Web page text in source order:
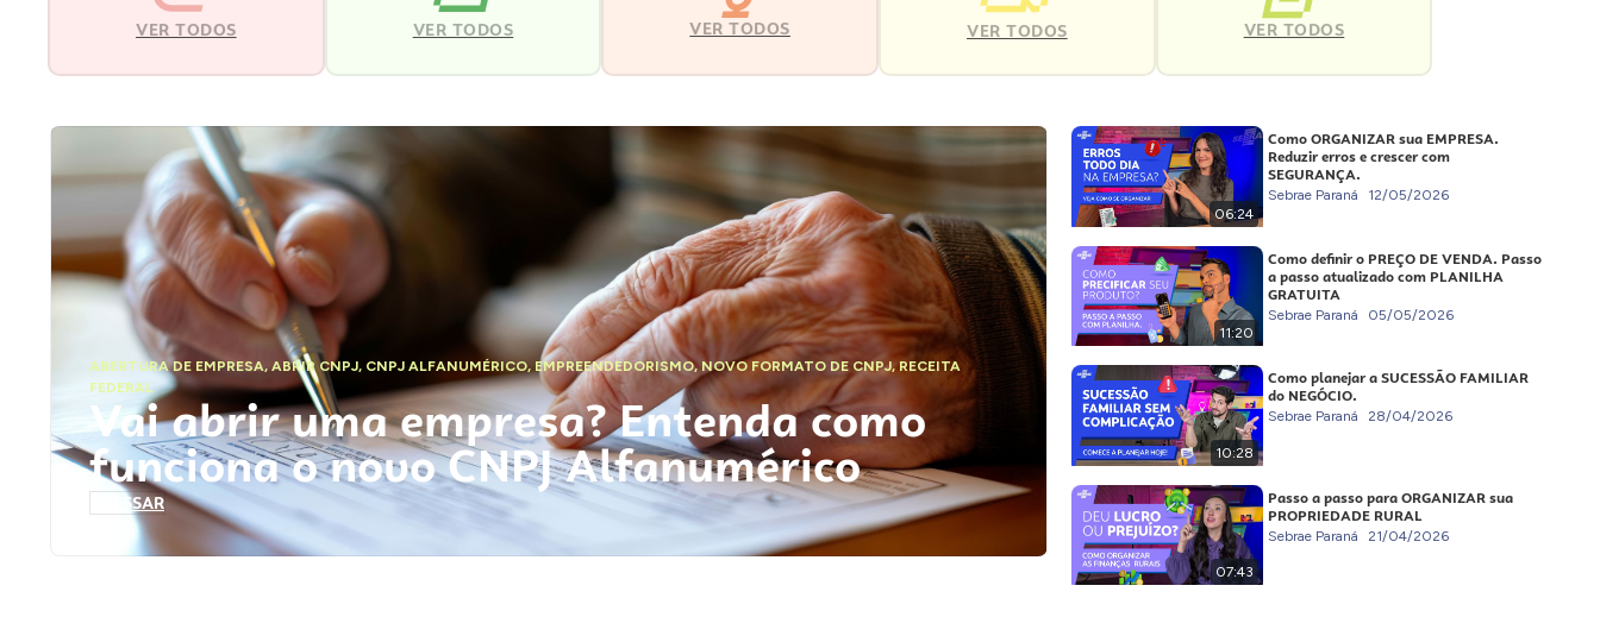
VER TODOS VER TODOS VER TODOS VER TODOS VER TODOS
ABERTURA DE EMPRESA,ABRIR CNPJ, CNPJ ALFANUMÉRICO, EMPREENDEDORISMO,NOVO FORMATO DE CNPJ,RECEITA
FEDERAL
Vai abrir uma empresa? Entenda como
funciona o novo CNPJ Alfanumérico
ACESSAR
06:24
Como ORGANIZAR sua EMPRESA.
Reduzir erros e crescer com
SEGURANÇA.
Sebrae Paraná 12/05/2026
11:20
Como definir o PREÇO DE VENDA. Passo
a passo atualizado com PLANILHA
GRATUITA
Sebrae Paraná 05/05/2026
10:28
Como planejar a SUCESSÃO FAMILIAR
do NEGÓCIO.
Sebrae Paraná 28/04/2026
07:43
Passo a passo para ORGANIZAR sua
PROPRIEDADE RURAL
Sebrae Paraná 21/04/2026